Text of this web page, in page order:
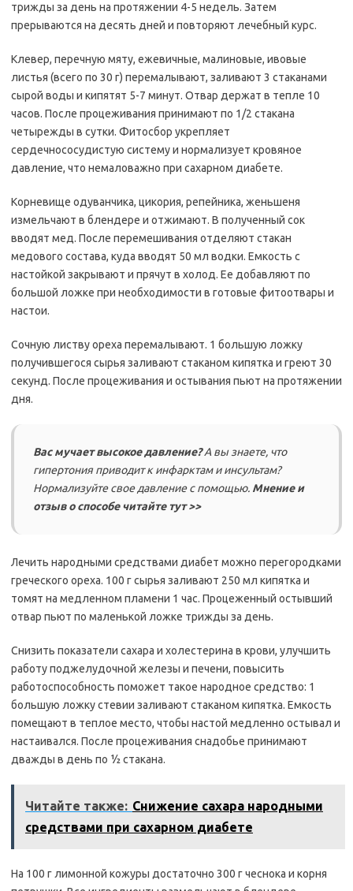
трижды за день на протяжении 4-5 недель. Затем
прерываются на десять дней и повторяют лечебный курс.
Клевер, перечную мяту, ежевичные, малиновые, ивовые
листья (всего по 30 г) перемалывают, заливают 3 стаканами
сырой воды и кипятят 5-7 минут. Отвар держат в тепле 10
часов. После процеживания принимают по 1/2 стакана
четырежды в сутки. Фитосбор укрепляет
сердечнососудистую систему и нормализует кровяное
давление, что немаловажно при сахарном диабете.
Корневище одуванчика, цикория, репейника, женьшеня
измельчают в блендере и отжимают. В полученный сок
вводят мед. После перемешивания отделяют стакан
медового состава, куда вводят 50 мл водки. Емкость с
настойкой закрывают и прячут в холод. Ее добавляют по
большой ложке при необходимости в готовые фитоотвары и
настои.
Сочную листву ореха перемалывают. 1 большую ложку
получившегося сырья заливают стаканом кипятка и греют 30
секунд. После процеживания и остывания пьют на протяжении
дня.
Вас мучает высокое давление?А вы знаете, что
гипертония приводит к инфарктам и инсультам?
Нормализуйте свое давление с помощью. Мнение и
отзыв о способе читайте тут >>
Лечить народными средствами диабет можно перегородками
греческого ореха. 100 г сырья заливают 250 мл кипятка и
томят на медленном пламени 1 час. Процеженный остывший
отвар пьют по маленькой ложке трижды за день.
Снизить показатели сахара и холестерина в крови, улучшить
работу поджелудочной железы и печени, повысить
работоспособность поможет такое народное средство: 1
большую ложку стевии заливают стаканом кипятка. Емкость
помещают в теплое место, чтобы настой медленно остывал и
настаивался. После процеживания снадобье принимают
дважды в день по ½ стакана.
Читайте также: Снижение сахара народными
средствами при сахарном диабете
На 100 г лимонной кожуры достаточно 300 г чеснока и корня